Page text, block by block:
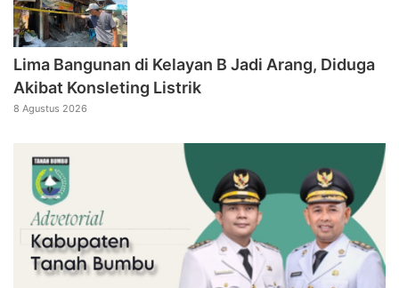
Lima Bangunan di Kelayan B Jadi Arang, Diduga
Akibat Konsleting Listrik
8 Agustus 2026